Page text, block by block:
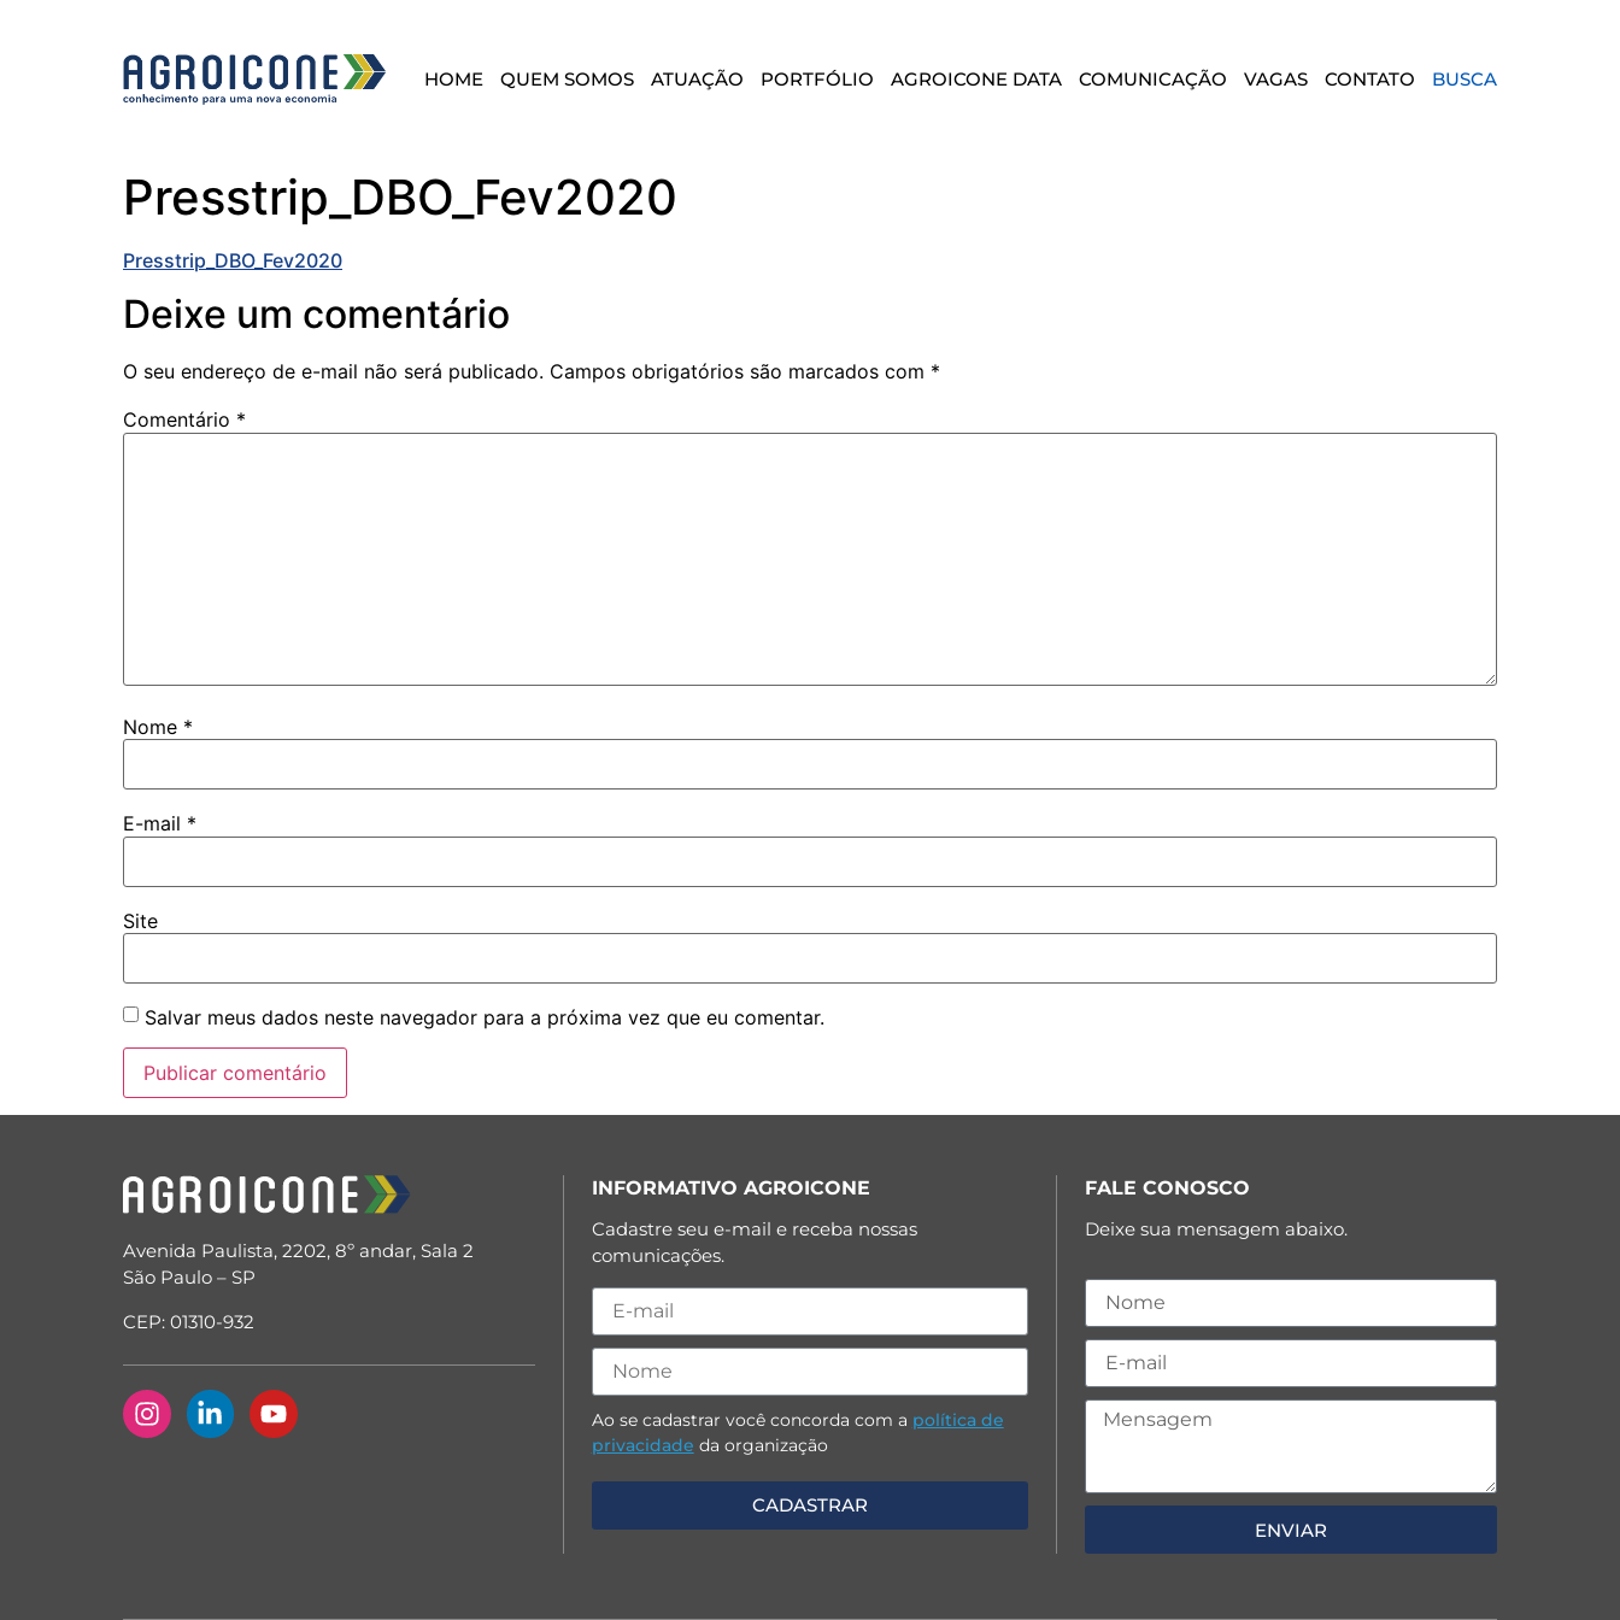
HOME QUEM SOMOS ATUAÇÃO PORTFÓLIO AGROICONE DATA COMUNICAÇÃO VAGAS CONTATO BUSCA
Presstrip_DBO_Fev2020
Presstrip_DBO_Fev2020
Deixe um comentário
O seu endereço de e-mail não será publicado. Campos obrigatórios são marcados com *
Comentário *
Nome *
E-mail *
Site
Salvar meus dados neste navegador para a próxima vez que eu comentar.
Avenida Paulista, 2202, 8º andar, Sala 2
São Paulo – SP
CEP: 01310-932
INFORMATIVO AGROICONE
Cadastre seu e-mail e receba nossas
comunicações.
Ao se cadastrar você concorda com a política de
privacidade da organização
FALE CONOSCO
Deixe sua mensagem abaixo.
ENVIAR